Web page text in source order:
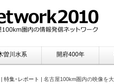
曽川水系 開府400年
特集･レポート | 名古屋100km圏内の映像を